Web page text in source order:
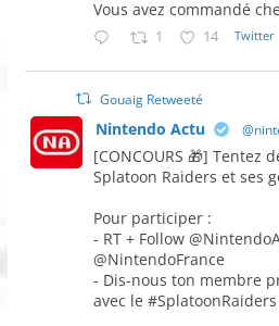
Vous avez commandé
1 14 Twitter
Gouaig Retweeté
Nintendo Actu
[CONCOURS 🎁] Tentez
Splatoon Raiders et ses
Pour participer :
- RT + Follow
@NintendoFrance
- Dis-nous ton membre
avec le #SplatoonRaiders